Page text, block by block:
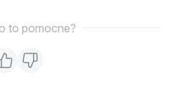
to pomocne?